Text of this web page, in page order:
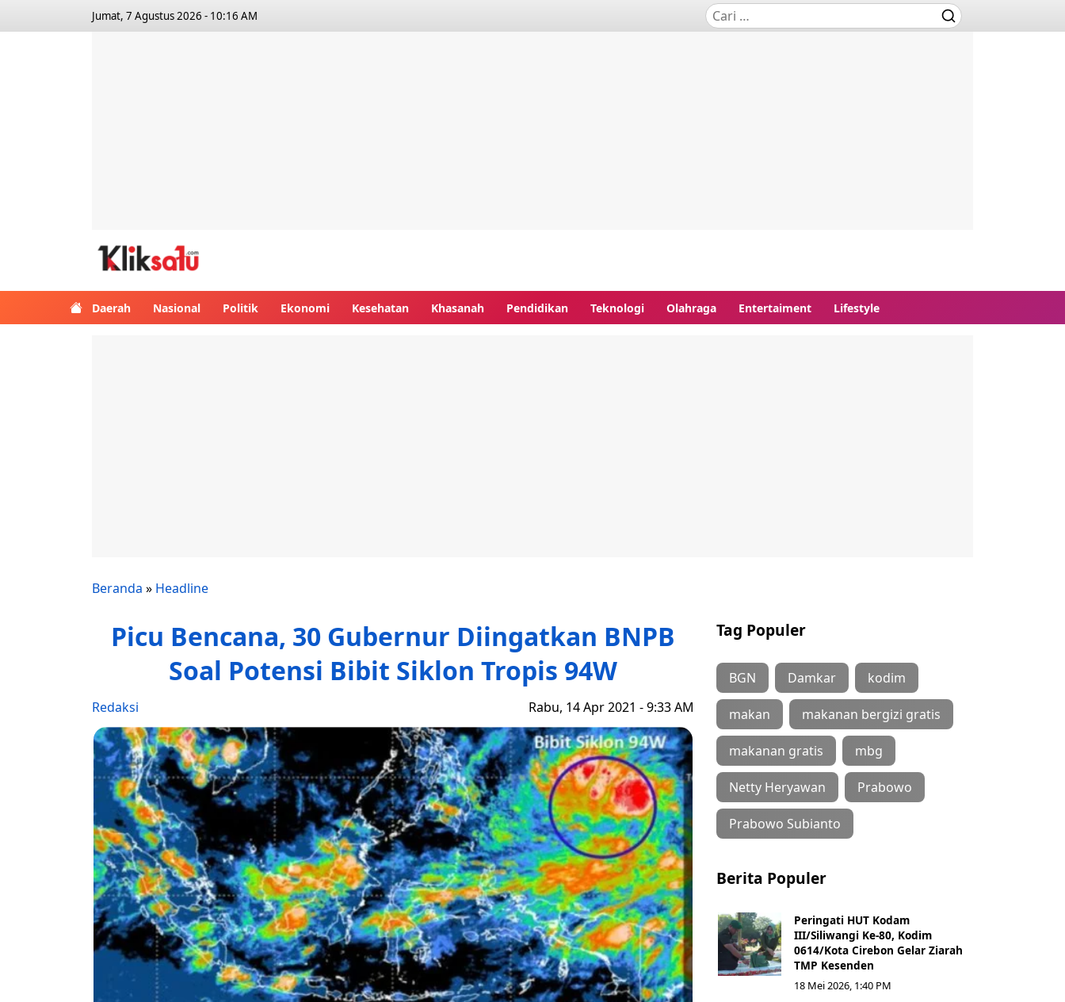
Jumat, 7 Agustus 2026 - 10:16 AM
Daerah Nasional Politik Ekonomi Kesehatan Khasanah Pendidikan Teknologi Olahraga Entertaiment Lifestyle
Beranda » Headline
Picu Bencana, 30 Gubernur Diingatkan BNPB
Soal Potensi Bibit Siklon Tropis 94W
Redaksi Rabu, 14 Apr 2021 - 9:33 AM
Tag Populer
BGN Damkar kodim
makan makanan bergizi gratis
makanan gratis mbg
Netty Heryawan Prabowo
Prabowo Subianto
Berita Populer
Peringati HUT Kodam
III/Siliwangi Ke-80, Kodim
0614/Kota Cirebon Gelar Ziarah
TMP Kesenden
18 Mei 2026, 1:40 PM